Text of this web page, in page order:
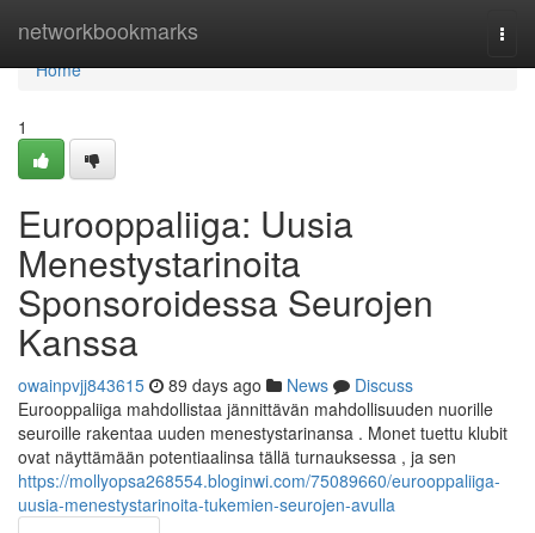
networkbookmarks
Home
Home
1
Eurooppaliiga: Uusia
Menestystarinoita
Sponsoroidessa Seurojen
Kanssa
owainpvjj843615 89 days ago News
Discuss
Eurooppaliiga mahdollistaa jännittävän mahdollisuuden nuorille
seuroille rakentaa uuden menestystarinansa . Monet tuettu klubit
ovat näyttämään potentiaalinsa tällä turnauksessa , ja sen
https://mollyopsa268554.bloginwi.com/75089660/eurooppaliiga-
uusia-menestystarinoita-tukemien-seurojen-avulla